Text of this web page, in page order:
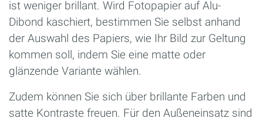
ist weniger brillant. Wird Fotopapier auf Alu-
Dibond kaschiert, bestimmen Sie selbst anhand
der Auswahl des Papiers, wie Ihr Bild zur Geltung
kommen soll, indem Sie eine matte oder
glänzende Variante wählen.
Zudem können Sie sich über brillante Farben und
satte Kontraste freuen. Für den Außeneinsatz sind